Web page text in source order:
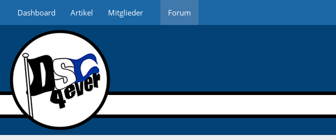
Dashboard Artikel Mitglieder Forum